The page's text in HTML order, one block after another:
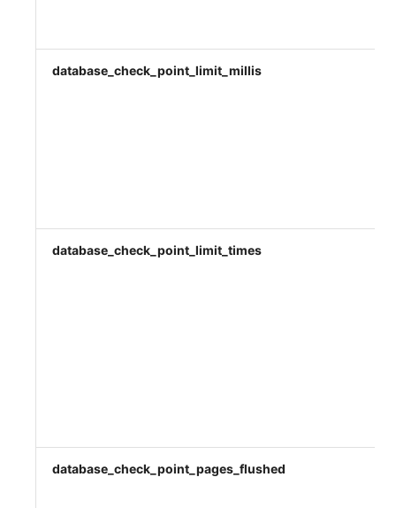
database_check_point_limit_millis
database_check_point_limit_times
database_check_point_pages_flushed